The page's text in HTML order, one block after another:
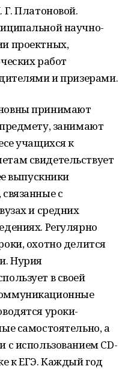
Платоновой.
научно-
проектных,
работ
и призерами.
принимают
занимают
учащихся к
свидетельствует
выпускники
с
и средних
Регулярно
охотно делится
Нурия
в своей
уроки-
самостоятельно, а
с использованием CD-
к ЕГЭ. Каждый год